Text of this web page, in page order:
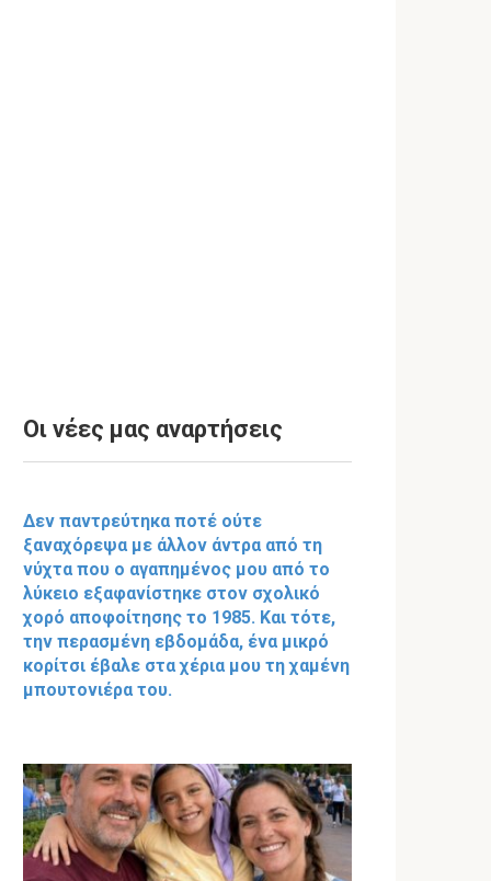
Οι νέες μας αναρτήσεις
Δεν παντρεύτηκα ποτέ ούτε
ξαναχόρεψα με άλλον άντρα από τη
νύχτα που ο αγαπημένος μου από το
λύκειο εξαφανίστηκε στον σχολικό
χορό αποφοίτησης το 1985. Και τότε,
την περασμένη εβδομάδα, ένα μικρό
κορίτσι έβαλε στα χέρια μου τη χαμένη
μπουτονιέρα του.